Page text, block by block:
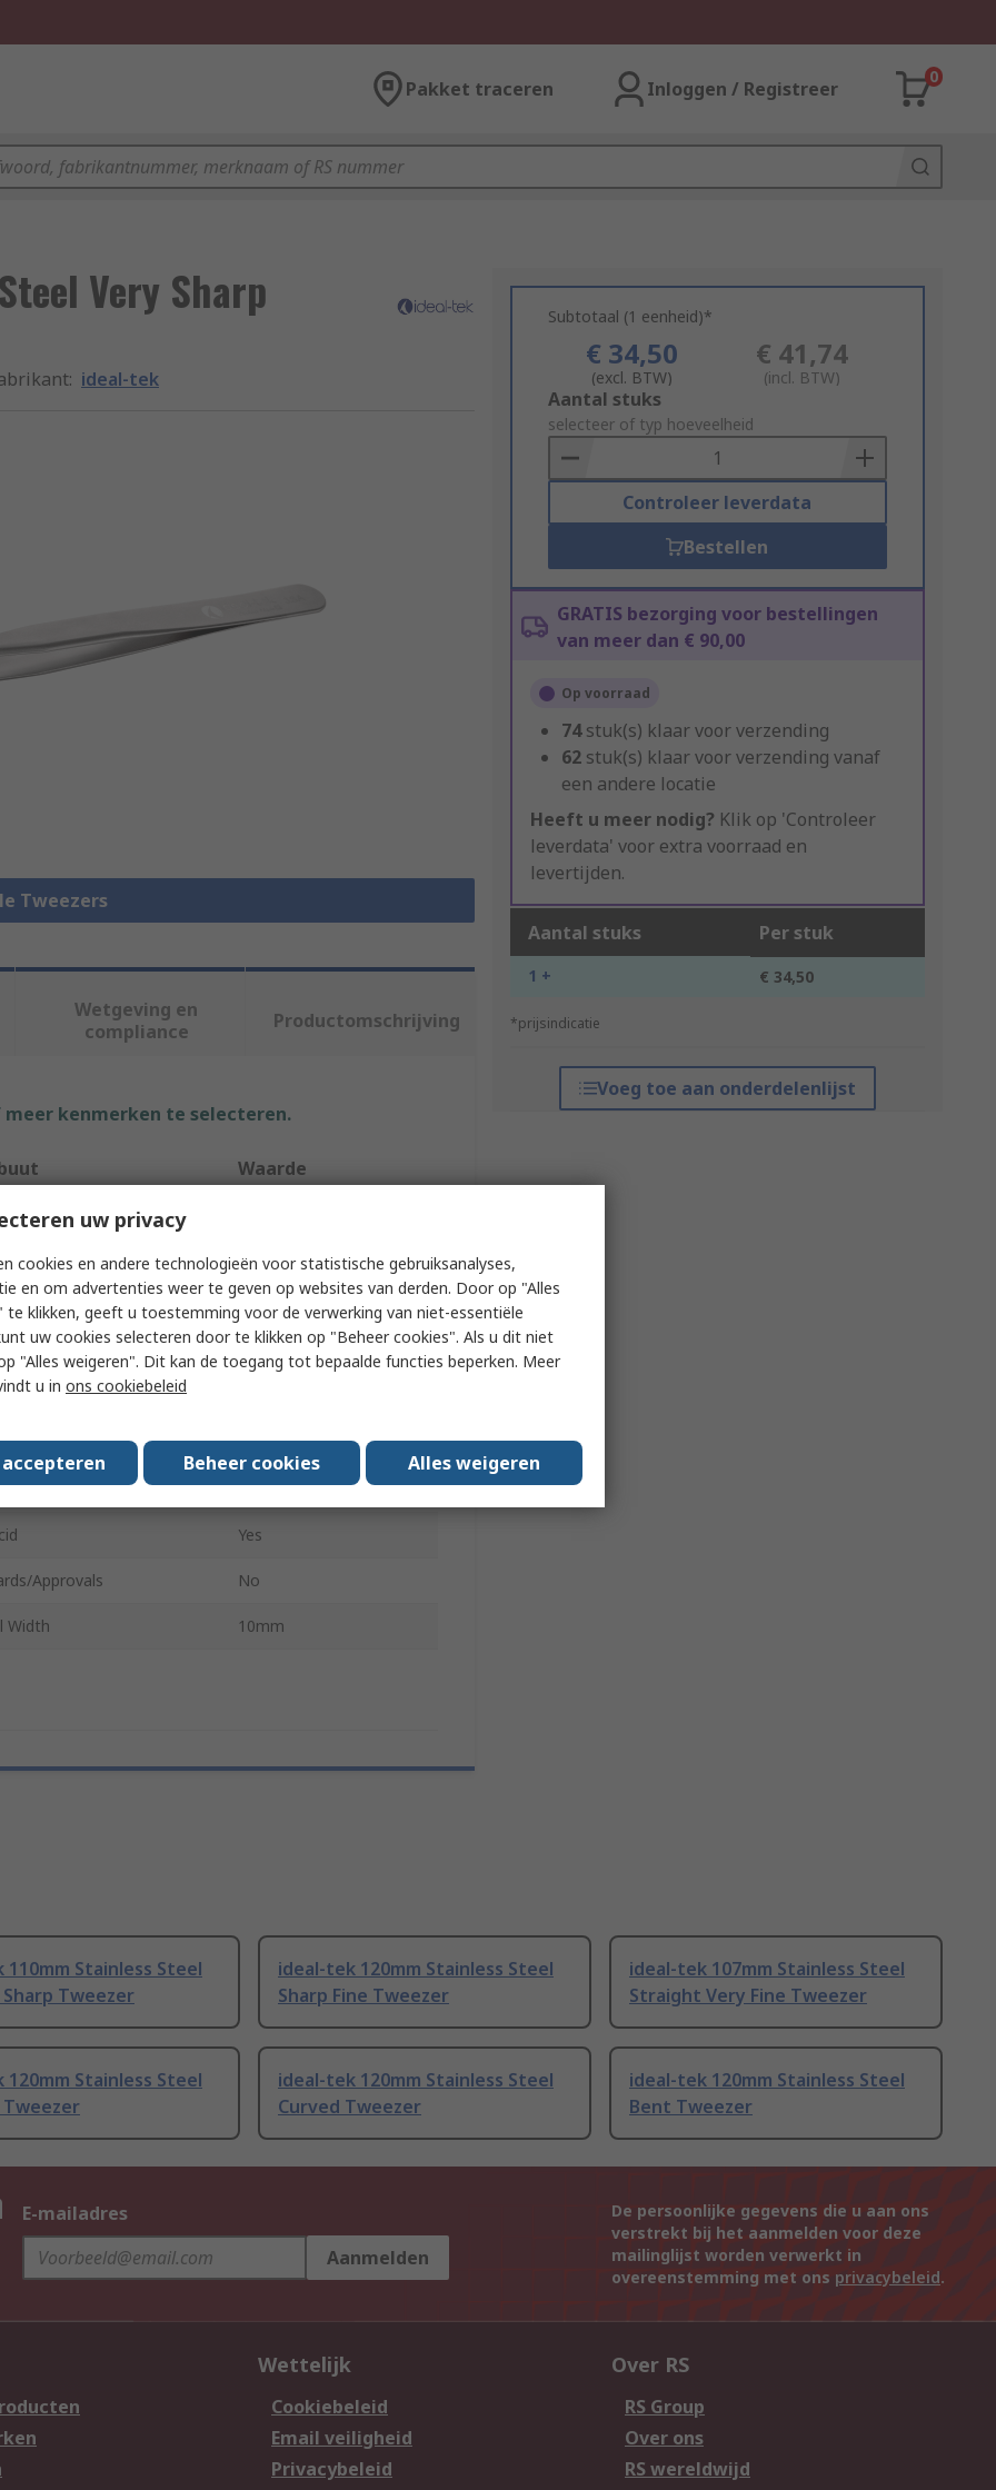
Pakket traceren Inloggen / Registreer
0
Very Sharp
: ideal-tek
Tweezers
Subtotaal (1 eenheid)*
€ 34,50
(excl. BTW)
€ 41,74
(incl. BTW)
Add
to
Basket
Aantal stuks
selecteer of typ hoeveelheid
Controleer leverdata
Bestellen
GRATIS bezorging voor bestellingen
van meer dan € 90,00
Op voorraad
74stuk(s) klaar voor verzending
62 stuk(s) klaar voor verzending vanaf
een andere locatie
Heeft u meer nodig? Klik op 'Controleer
leverdata' voor extra voorraad en
levertijden.
Aantal stuks Per stuk
1 + € 34,50
*prijsindicatie
Voeg toe aan onderdelenlijst
Wetgeving en
compliance
Productomschrijving
kenmerken te selecteren.
Waarde
Type Tweezer
Stainless Steel
Length 120mm
Yes
of Pieces 1
Yes
Approvals No
Width 10mm
Stainless Steel
Tweezer
ideal-tek 120mm Stainless Steel
Sharp Fine Tweezer
ideal-tek 107mm Stainless Steel
Straight Very Fine Tweezer
Stainless Steel
ideal-tek 120mm Stainless Steel
Curved Tweezer
ideal-tek 120mm Stainless Steel
Bent Tweezer
E-mailadres
Aanmelden
De persoonlijke gegevens die u aan ons
verstrekt bij het aanmelden voor deze
mailinglijst worden verwerkt in
overeenstemming met ons privacybeleid.
Wettelijk
Cookiebeleid
Email veiligheid
Privacybeleid
Over RS
RS Group
Over ons
RS wereldwijd
uw privacy
cookies en andere technologieën voor statistische gebruiksanalyses,
en om advertenties weer te geven op websites van derden. Door op "Alles
te klikken, geeft u toestemming voor de verwerking van niet-essentiële
uw cookies selecteren door te klikken op "Beheer cookies". Als u dit niet
"Alles weigeren". Dit kan de toegang tot bepaalde functies beperken. Meer
u in ons cookiebeleid
Beheer cookies Alles weigeren